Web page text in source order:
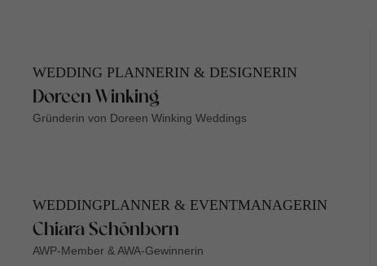
WEDDING PLANNERIN & DESIGNERIN
Doreen Winking
Gründerin von Doreen Winking Weddings
WEDDINGPLANNER & EVENTMANAGERIN
Chiara Schönborn
AWP-Member & AWA-Gewinnerin